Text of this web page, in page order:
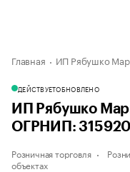
Главная ИП Рябушко
ДЕЙСТВУЕТОБНОВЛЕНО
ИП Рябушко
ОГРНИП:
Розничная торговля
объектах